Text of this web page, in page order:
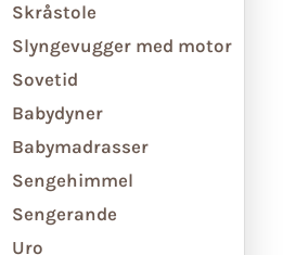
Skråstole
Slyngevugger med motor
Sovetid
Babydyner
Babymadrasser
Sengehimmel
Sengerande
Uro